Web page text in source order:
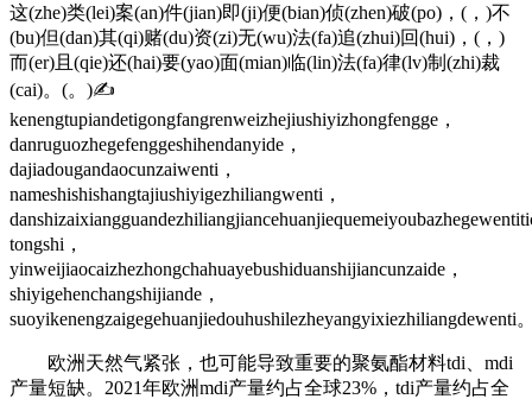
这(zhe)类(lei)案(an)件(jian)即(ji)便(bian)侦(zhen)破(po)，(，)不
(bu)但(dan)其(qi)赌(du)资(zi)无(wu)法(fa)追(zhui)回(hui)，(，)
而(er)且(qie)还(hai)要(yao)面(mian)临(lin)法(fa)律(lv)制(zhi)裁
(cai)。(。)✍
kenengtupiandetigongfangrenweizhejiushiyizhongfengge，
danruguozhegefenggeshihendanyide，
dajiadougandaocunzaiwenti，
nameshishishangtajiushiyigezhiliangwenti，
tongshi，
yinweijiaocaizhezhongchahuayebushiduanshijiancunzaide，
shiyigehenchangshijiande，
suoyikenengzaigegehuanjiedouhushilezheyangyixiezhiliangdewenti
欧洲天然气紧张，也可能导致重要的聚氨酯材料tdi、mdi
产量短缺。2021年欧洲mdi产量约占全球23%，tdi产量约占全